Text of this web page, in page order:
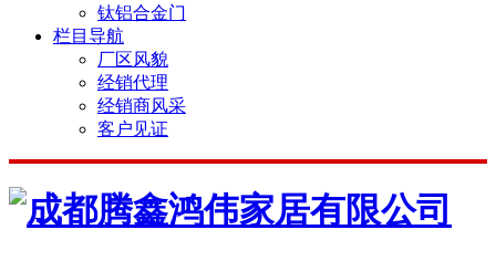
钛铝合金门
栏目导航
厂区风貌
经销代理
经销商风采
客户见证